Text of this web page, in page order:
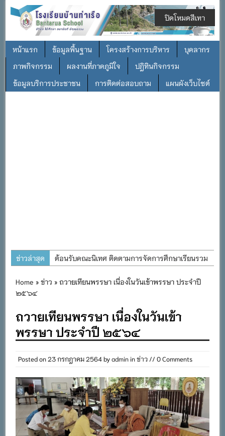
หน้าแรก ข้อมูลพื้นฐาน โครงสร้างการบริหาร
บุคลากร
ภาพกิจกรรม
ผลงานที่ภาคภูมิใจ
ปฎิทินกิจกรรม
ข้อมูลบริการประชาชน
การติดต่อสอบถาม แผนผังเว็บไซต์
ข่าวล่าสุด
ต้อนรับคณะนิเทศ ติดตามการจัดการศึกษาเรียนรวม
การอบรมการจัดทำแผนพัฒนาการจัดการศึกษาและ
สำนักงานเขตพื้นที่การศึกษาประถมศึกษาภูเก็ต
พิธีถวายเครื่องราชสักการะ วางพานพุ่ม และจุด
พระชนมพรรษา พระบาทสมเด็จพระเจ้าอยู่หัว ๒๘
กิจกรรมถวายเทียนพรรษา สืบสานพระพุทธศาสนา
เนื่องในวันอาสาฬหบูชาและวันเข้าพรรษา
กิจกรรม SAFETY FOR KIDS เสริมสร้างวินัยและ
ความปลอดภัยในการใช้รถใช้ถนน
Home »ข่าว » ถวายเทียนพรรษา เนื่องในวันเข้าพรรษา ประจำปี
๒๕๖๔
ถวายเทียนพรรษา เนื่องในวันเข้า
พรรษา ประจำปี ๒๕๖๔
Posted on23 กรกฎาคม 2564byadmininข่าว // 0 Comments
ปิดโหมดสีเทา